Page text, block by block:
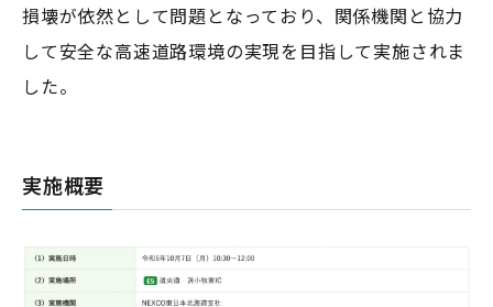
損壊が依然として問題となっており、関係機関と協力
して安全な高速道路環境の実現を目指して実施されま
した。
実施概要